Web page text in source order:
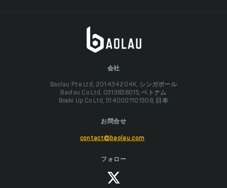
会社
Baolau Pte Ltd, 201434204K, シンガポール
Baolau Co Ltd, 0313838015, ベトナム
Boeki Up Co Ltd, 5140001101308, 日本
お問合せ
contact@baolau.com
フォロー